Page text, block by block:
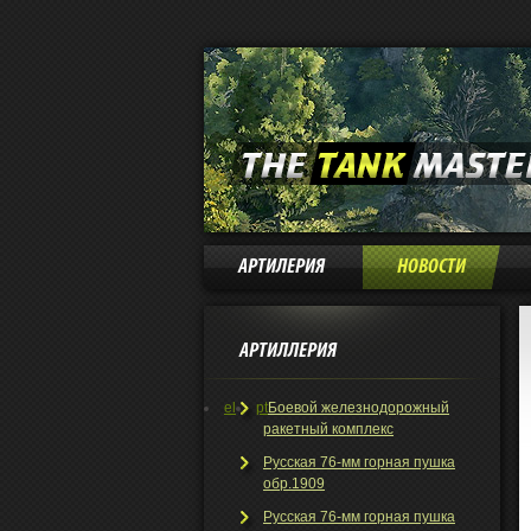
АРТИЛЕРИЯ НОВОСТИ
АРТИЛЛЕРИЯ
el ptБоевой железнодорожный
ракетный комплекс
Русская 76-мм горная пушка
обр.1909
Русская 76-мм горная пушка